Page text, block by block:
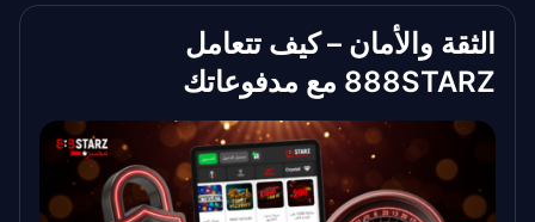
الثقة والأمان – كيف تتعامل
888STARZ مع مدفوعاتك